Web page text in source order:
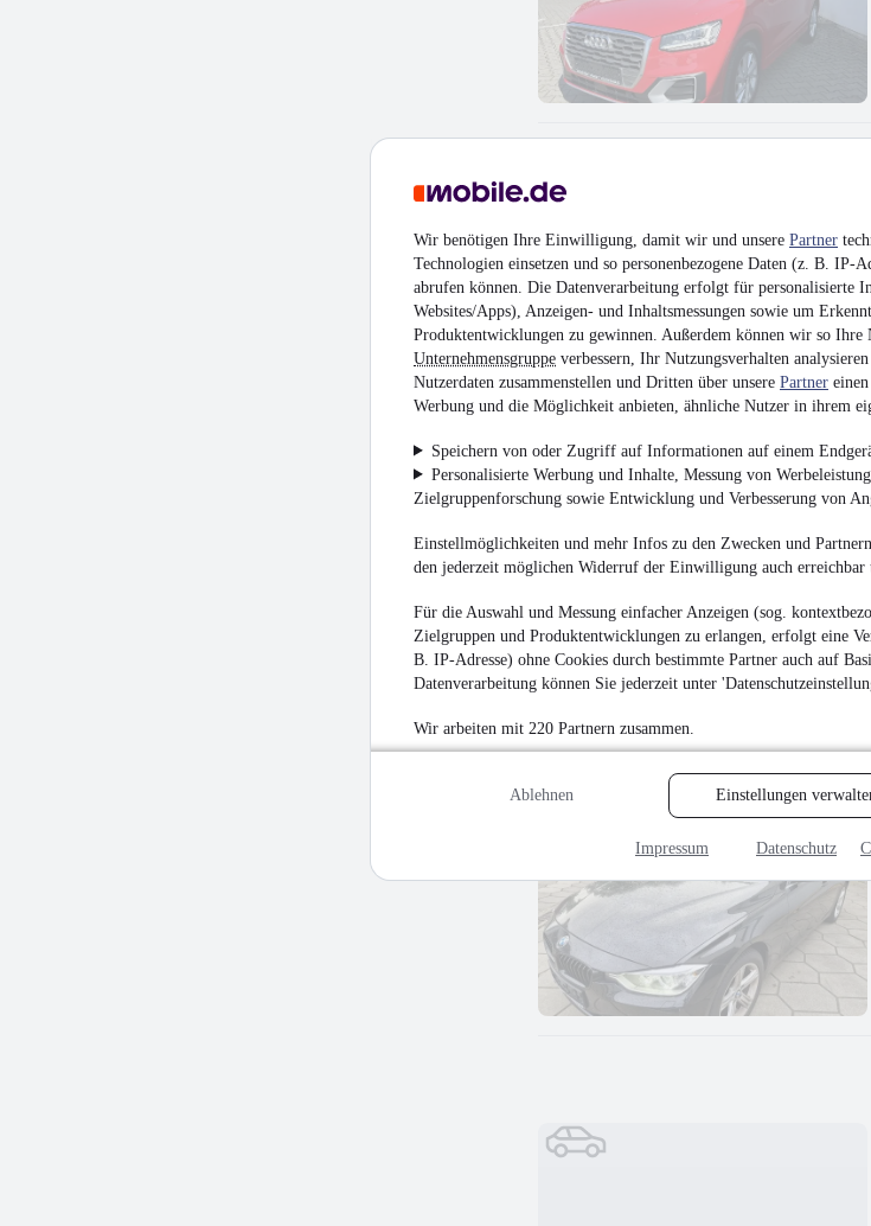
Wir benötigen Ihre Einwilligung, damit wir und unsere Partner
Technologien einsetzen und so personenbezogene Daten (z. B. IP-
abrufen können. Die Datenverarbeitung erfolgt für personalisierte
Websites/Apps), Anzeigen- und Inhaltsmessungen sowie um
Produktentwicklungen zu gewinnen. Außerdem können wir so Ihre
Unternehmensgruppe verbessern, Ihr Nutzungsverhalten
Nutzerdaten zusammenstellen und Dritten über unsere Partner
Werbung und die Möglichkeit anbieten, ähnliche Nutzer in ihrem
Speichern von oder Zugriff auf Informationen auf einem
Personalisierte Werbung und Inhalte, Messung von
Zielgruppenforschung sowie Entwicklung und Verbesserung von
Einstellmöglichkeiten und mehr Infos zu den Zwecken und
den jederzeit möglichen Widerruf der Einwilligung auch erreichbar
Für die Auswahl und Messung einfacher Anzeigen (sog.
Zielgruppen und Produktentwicklungen zu erlangen, erfolgt eine
B. IP-Adresse) ohne Cookies durch bestimmte Partner auch auf
Datenverarbeitung können Sie jederzeit unter
Wir arbeiten mit 220 Partnern zusammen.
Ablehnen Einstellungen
Impressum Datenschutz